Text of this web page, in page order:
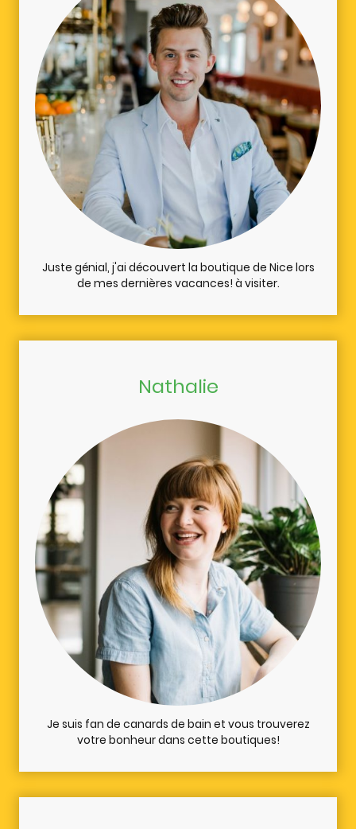
Juste génial, j'ai découvert la boutique de Nice lors
de mes dernières vacances! à visiter.
Nathalie
Je suis fan de canards de bain et vous trouverez
votre bonheur dans cette boutiques!